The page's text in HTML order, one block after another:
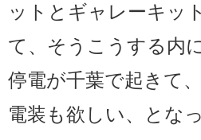
ットとギャレーキッ
て、そうこうする内
停電が千葉で起きて
電装も欲しい、とな